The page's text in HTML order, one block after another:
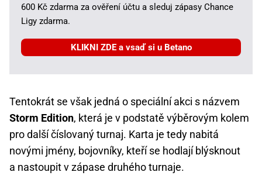
600 Kč zdarma za ověření účtu a sleduj zápasy Chance
Ligy zdarma.
KLIKNI ZDE a vsaď si u Betano
Tentokrát se však jedná o speciální akci s názvem
Storm Edition, která je v podstatě výběrovým kolem
pro další číslovaný turnaj. Karta je tedy nabitá
novými jmény, bojovníky, kteří se hodlají blýsknout
a nastoupit v zápase druhého turnaje.